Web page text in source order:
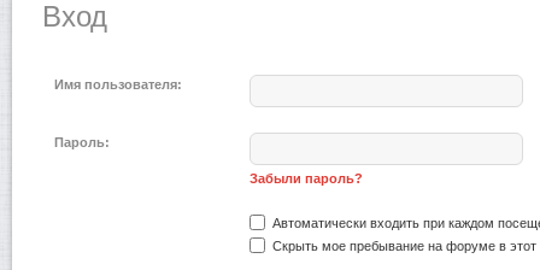
Вход
Имя пользователя:
Пароль:
Забыли пароль?
Автоматически входить при каждом
Скрыть мое пребывание на форуме в этот